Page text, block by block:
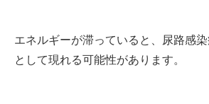
エネルギーが滞っていると、尿路感
として現れる可能性があります。